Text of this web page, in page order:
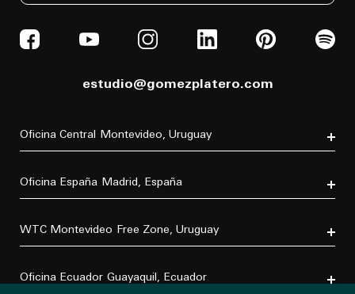
Oficina Central Montevideo, Uruguay
C.P. 11500
Tel. (+598) 2604 4433
Oficina España Madrid, España
Tel. (+34) 611 870 700
WTC Montevideo Free Zone, Uruguay
C.P. 11300
Tel. (+598) 2626 2322
Oficina Ecuador Guayaquil, Ecuador
estudio@gomezplatero.com